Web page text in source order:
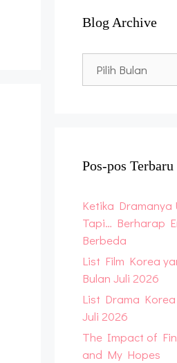
Blog Archive
Archive
Pos-pos Terbaru
Ketika Dramanya
Tapi… Berharap
Berbeda
List Film Korea
Bulan Juli 2026
List Drama
Juli 2026
The Impact of
and My Hopes